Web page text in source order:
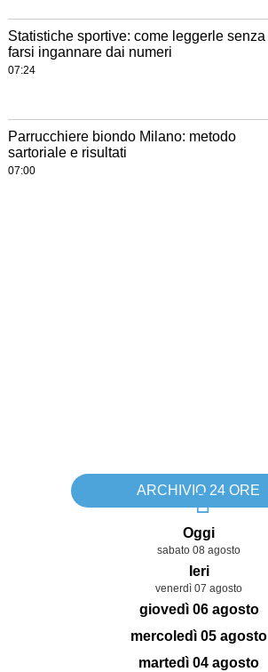
Statistiche sportive: come leggerle senza
farsi ingannare dai numeri
07:24
Parrucchiere biondo Milano: metodo
sartoriale e risultati
07:00
ARCHIVIO 24 ORE
Oggi
sabato 08 agosto
Ieri
venerdì 07 agosto
giovedì 06 agosto
mercoledì 05 agosto
martedì 04 agosto